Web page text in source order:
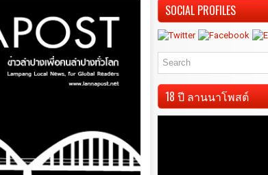
SOCIAL PROFILES
18 ปี ลานนาโพสต์